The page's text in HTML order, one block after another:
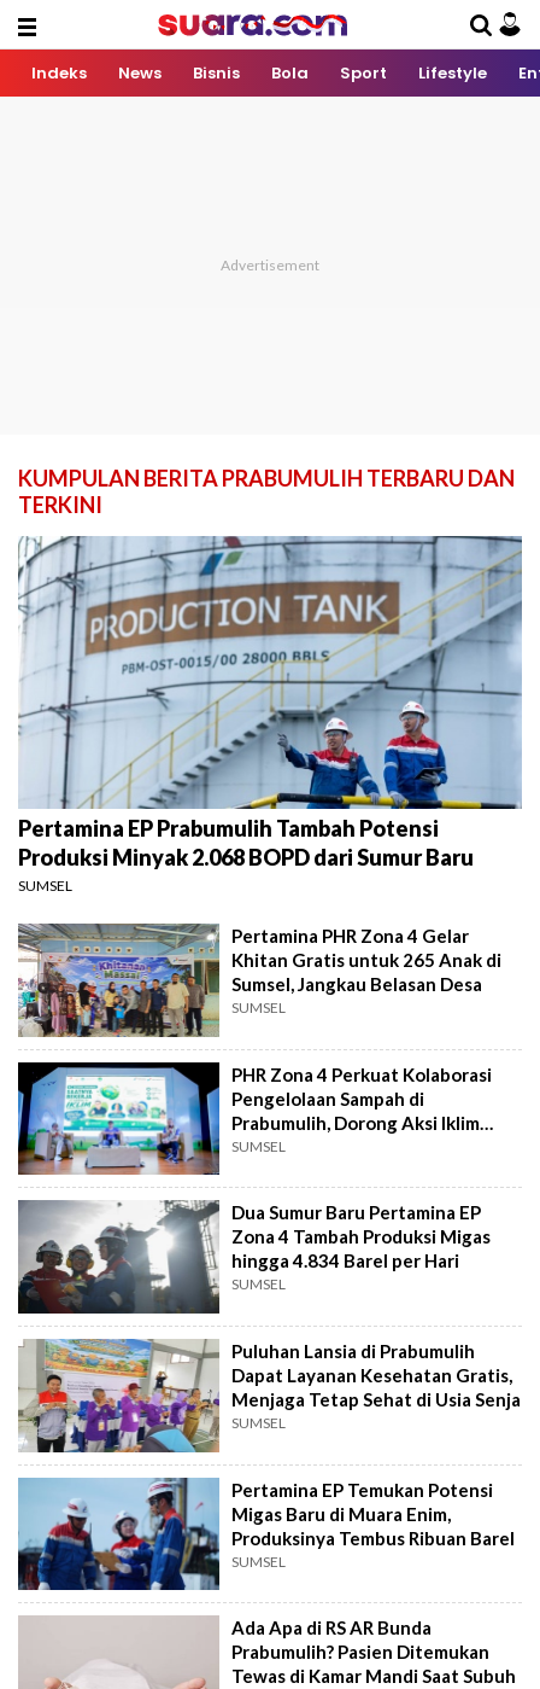
Indeks News Bisnis Bola Sport Lifestyle
KUMPULAN BERITA PRABUMULIH TERBARU DAN
TERKINI
Pertamina EP Prabumulih Tambah Potensi
Produksi Minyak 2.068 BOPD dari Sumur Baru
SUMSEL
Pertamina PHR Zona 4 Gelar
Khitan Gratis untuk 265 Anak di
Sumsel, Jangkau Belasan Desa
SUMSEL
PHR Zona 4 Perkuat Kolaborasi
Pengelolaan Sampah di
Prabumulih, Dorong Aksi Iklim
Berkelanjutan
SUMSEL
Dua Sumur Baru Pertamina EP
Zona 4 Tambah Produksi Migas
hingga 4.834 Barel per Hari
SUMSEL
Puluhan Lansia di Prabumulih
Dapat Layanan Kesehatan Gratis,
Menjaga Tetap Sehat di Usia Senja
SUMSEL
Pertamina EP Temukan Potensi
Migas Baru di Muara Enim,
Produksinya Tembus Ribuan Barel
SUMSEL
Ada Apa di RS AR Bunda
Prabumulih? Pasien Ditemukan
Tewas di Kamar Mandi Saat Subuh